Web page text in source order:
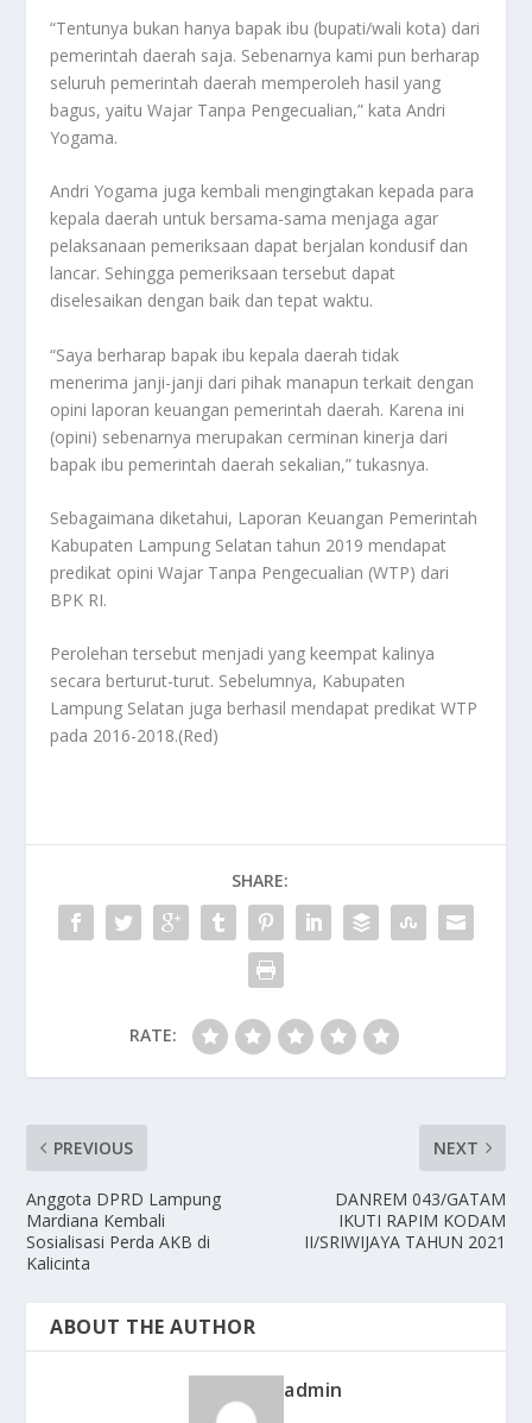
“Tentunya bukan hanya bapak ibu (bupati/wali kota) dari
pemerintah daerah saja. Sebenarnya kami pun berharap
seluruh pemerintah daerah memperoleh hasil yang
bagus, yaitu Wajar Tanpa Pengecualian,” kata Andri
Yogama.
Andri Yogama juga kembali mengingtakan kepada para
kepala daerah untuk bersama-sama menjaga agar
pelaksanaan pemeriksaan dapat berjalan kondusif dan
lancar. Sehingga pemeriksaan tersebut dapat
diselesaikan dengan baik dan tepat waktu.
“Saya berharap bapak ibu kepala daerah tidak
menerima janji-janji dari pihak manapun terkait dengan
opini laporan keuangan pemerintah daerah. Karena ini
(opini) sebenarnya merupakan cerminan kinerja dari
bapak ibu pemerintah daerah sekalian,” tukasnya.
Sebagaimana diketahui, Laporan Keuangan Pemerintah
Kabupaten Lampung Selatan tahun 2019 mendapat
predikat opini Wajar Tanpa Pengecualian (WTP) dari
BPK RI.
Perolehan tersebut menjadi yang keempat kalinya
secara berturut-turut. Sebelumnya, Kabupaten
Lampung Selatan juga berhasil mendapat predikat WTP
pada 2016-2018.(Red)
SHARE:
RATE:
PREVIOUS
Anggota DPRD Lampung
Mardiana Kembali
Sosialisasi Perda AKB di
Kalicinta
NEXT
DANREM 043/GATAM
IKUTI RAPIM KODAM
II/SRIWIJAYA TAHUN 2021
ABOUT THE AUTHOR
admin